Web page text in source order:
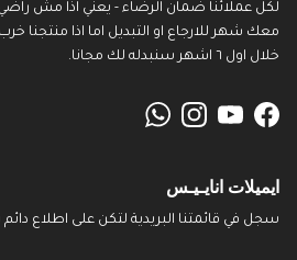
لكل عملائنا ضمان الرضاء - يعني اذا مش
معك شهر للارجاع او التبديل اما اذا منتجنا
خلال اول ٦ اشهر سنبدله لك مجانا.
Facebook
YouTube
Instagram
WhatsApp
ايميلات انايـيـس
سجل في قائمتنا البريدية لتكن على اطلاع